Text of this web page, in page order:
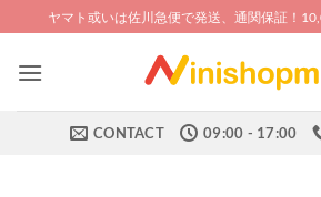
to
content
ヤマト或いは佐川急便で発送、通関保証！
CONTACT 09:00 - 17:00